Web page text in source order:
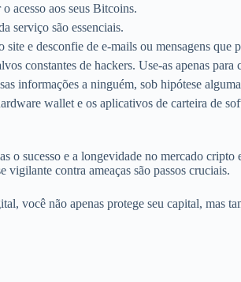
acesso aos seus Bitcoins.
serviço são essenciais.
e desconfie de e-mails ou mensagens que
constantes de hackers. Use-as apenas
informações a ninguém, sob hipótese
wallet e os aplicativos de carteira de
o sucesso e a longevidade no mercado
vigilante contra ameaças são passos cruciais.
você não apenas protege seu capital,